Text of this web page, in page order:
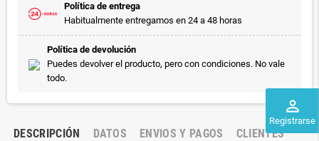
perm_identity
Registrarse
Política de entrega
Habitualmente entregamos en 24 a 48 horas
Política de devolución
Puedes devolver el producto, pero con condiciones. No vale
todo.
DESCRIPCIÓN DATOS ENVIOS Y PAGOS CLIENTES